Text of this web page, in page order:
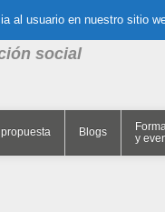
social
Blogs
y
al usuario en nuestro sitio